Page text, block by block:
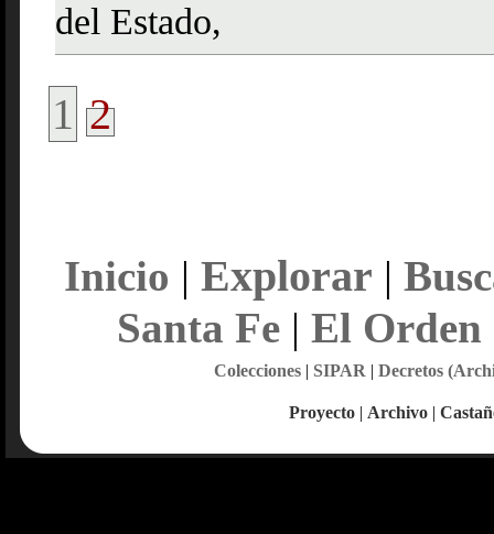
del Estado,
1 2
Inicio | Explorar |
Santa Fe| El Orden
Colecciones| SIPAR | Decretos
Proyecto | Archivo |